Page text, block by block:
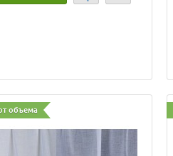
объема